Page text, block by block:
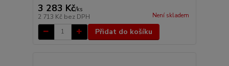
3 283 Kč/ks
2 713 Kč bez DPH Není skladem
Přidat do košíku